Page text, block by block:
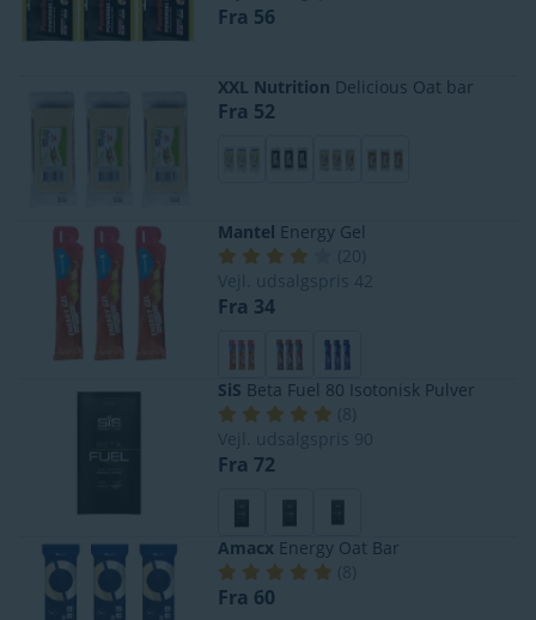
Fra 56
XXL Nutrition Delicious Oat bar
Fra 52
Mantel Energy Gel
(20
Vejl. udsalgspris 42
Fra 34
SiS Beta Fuel 80 Isotonisk Pulver
( 8
Vejl. udsalgspris
90
Fra 72
Amacx Energy Oat Bar
( 8
Fra 60